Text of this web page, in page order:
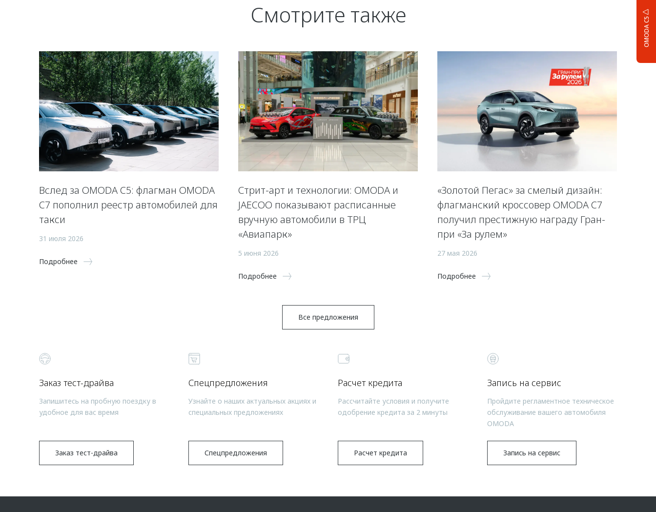
OMODA C5
Смотрите также
Вслед за OMODA C5: флагман OMODA
C7 пополнил реестр автомобилей для
такси
31 июля 2026
Подробнее
Стрит-арт и технологии: OMODA и
JAECOO показывают расписанные
вручную автомобили в ТРЦ
«Авиапарк»
5 июня 2026
Подробнее
«Золотой Пегас» за смелый дизайн:
флагманский кроссовер OMODA C7
получил престижную награду Гран-
при «За рулем»
27 мая 2026
Подробнее
Все предложения
Заказ тест-драйва
Запишитесь на пробную поездку в
удобное для вас время
Заказ тест-драйва
Спецпредложения
Узнайте о наших актуальных акциях и
специальных предложениях
Спецпредложения
Расчет кредита
Рассчитайте условия и получите
одобрение кредита за 2 минуты
Расчет кредита
Запись на сервис
Пройдите регламентное техническое
обслуживание вашего автомобиля
OMODA
Запись на сервис